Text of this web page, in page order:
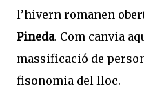
l’hivern romanen
Pineda. Com canvia
massificació de
fisonomia del lloc.